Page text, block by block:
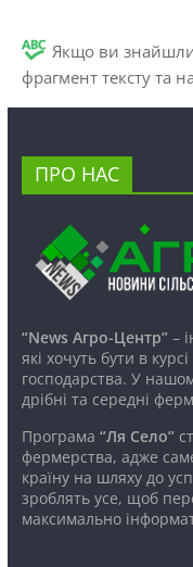
Якщо ви знайшли
фрагмент тексту та
ПРО НАС
“News Агро-Центр”–
які хочуть бути в
господарства. У
дрібні та середні
Програма “Ля Село”
фермерства, адже
країну на шляху до
зроблять усе, щоб
максимально